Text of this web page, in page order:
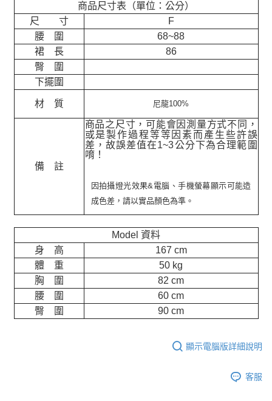
商品尺寸表（單位：公分）
尺 寸
F
腰 圍
68~88
裙 長
86
臀 圍
下擺圍
材 質 尼龍100%
備 註
商品之尺寸，可能會因測量方式不同，
或是製作過程等等因素而產生些許誤
差，故誤差值在1~3公分下為合理範圍
唷！
因拍攝燈光效果&電腦、手機螢幕顯示可能造
成色差，請以實品顏色為準。
Model 資料
身 高
167 cm
體 重
50 kg
胸 圍
82 cm
腰 圍
60 cm
臀 圍
90 cm
顯示電腦版詳細說明
客服